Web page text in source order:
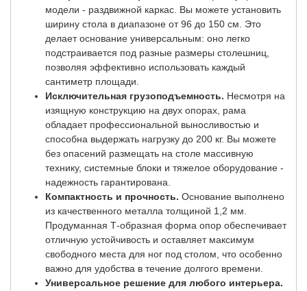
модели - раздвижной каркас. Вы можете установить
ширину стола в диапазоне от 96 до 150 см. Это
делает основание универсальным: оно легко
подстраивается под разные размеры столешниц,
позволяя эффективно использовать каждый
сантиметр площади.
Исключительная грузоподъемность. Несмотря на
изящную конструкцию на двух опорах, рама
обладает профессиональной выносливостью и
способна выдержать нагрузку до 200 кг. Вы можете
без опасений размещать на столе массивную
технику, системные блоки и тяжелое оборудование -
надежность гарантирована.
Компактность и прочность. Основание выполнено
из качественного металла толщиной 1,2 мм.
Продуманная Т-образная форма опор обеспечивает
отличную устойчивость и оставляет максимум
свободного места для ног под столом, что особенно
важно для удобства в течение долгого времени.
Универсальное решение для любого интерьера.